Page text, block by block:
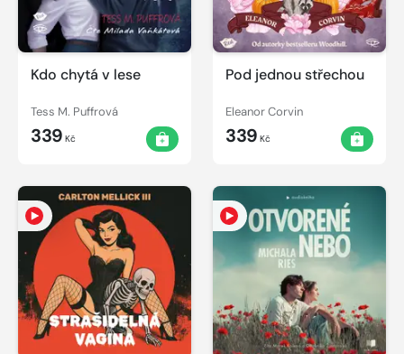
Kdo chytá v lese
Tess M. Puffrová
339 Kč
Pod jednou střechou
Eleanor Corvin
339 Kč